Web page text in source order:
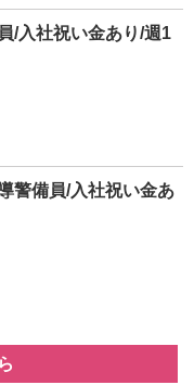
/入社祝い金あり/週1
警備員/入社祝い金あ